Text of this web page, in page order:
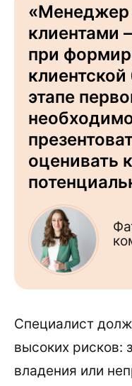
«Менеджер
клиентами
при
этапе
оценивать
Специалист
высоких рисков:
владения или